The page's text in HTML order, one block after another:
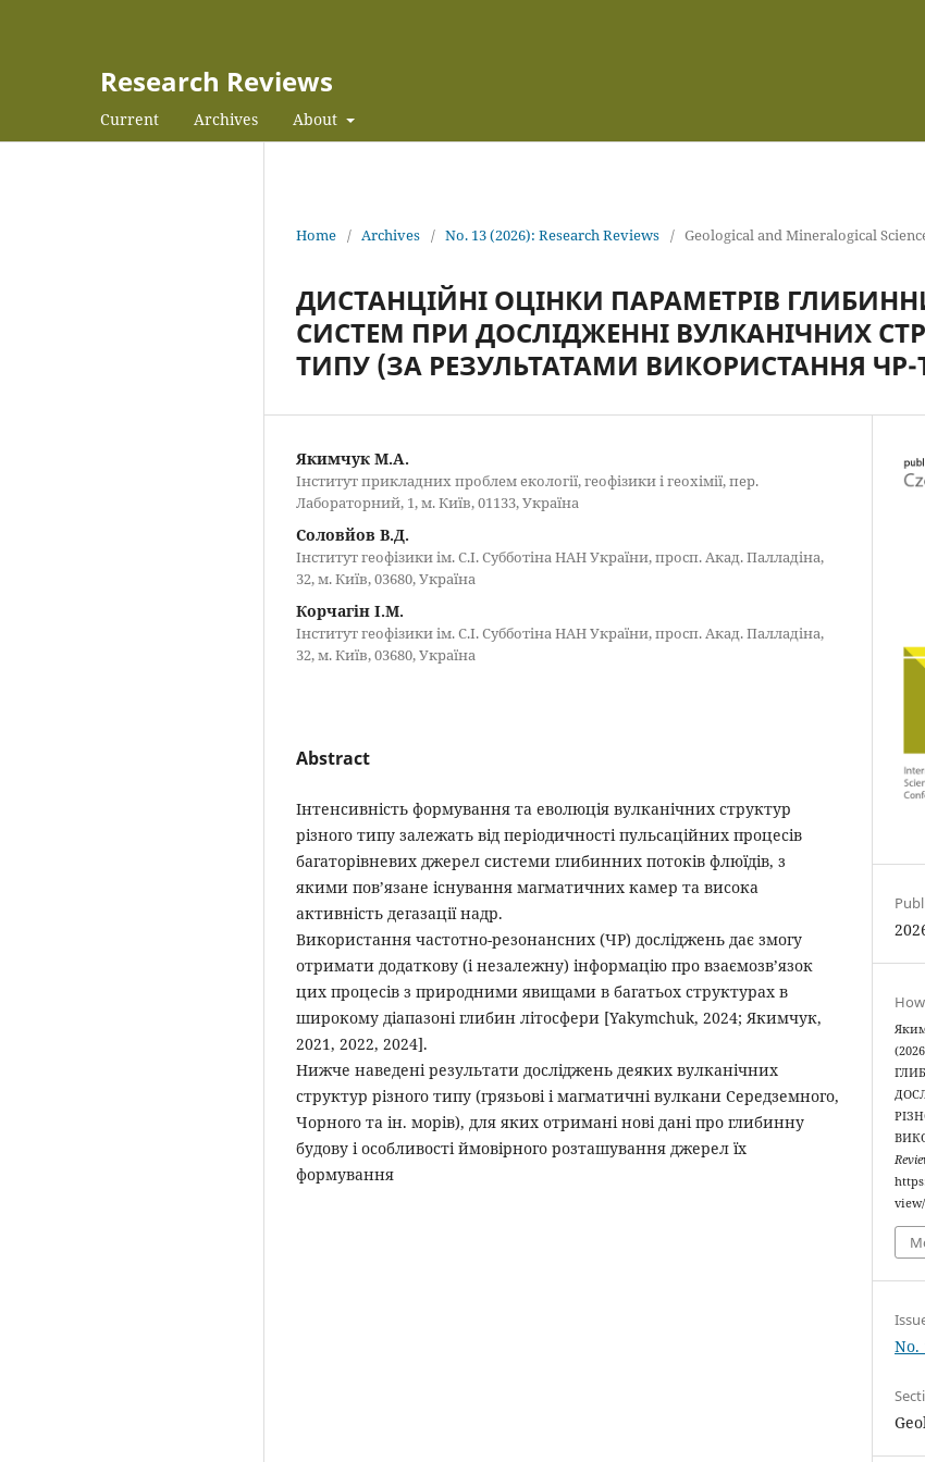
Research Reviews
Current Archives About
Home / Archives / No. 13 (2026): Research Reviews / Geological and Mineralogical
ДИСТАНЦІЙНІ ОЦІНКИ ПАРАМЕТРІВ
СИСТЕМ ПРИ ДОСЛІДЖЕННІ ВУЛКАНІЧНИХ
ТИПУ (ЗА РЕЗУЛЬТАТАМИ ВИКОРИСТАННЯ ЧР-
Якимчук М.А.
Інститут прикладних проблем екології, геофізики і геохімії, пер.
Лабораторний, 1, м. Київ, 01133, Україна
Соловйов В.Д.
Інститут геофізики ім. С.І. Субботіна НАН України, просп. Акад. Палладіна,
32, м. Київ, 03680, Україна
Корчагін І.М.
Інститут геофізики ім. С.І. Субботіна НАН України, просп. Акад. Палладіна,
32, м. Київ, 03680, Україна
Abstract
Інтенсивність формування та еволюція вулканічних структур
різного типу залежать від періодичності пульсаційних процесів
багаторівневих джерел системи глибинних потоків флюїдів, з
якими пов’язане існування магматичних камер та висока
активність дегазації надр.
Використання частотно-резонансних (ЧР) досліджень дає змогу
отримати додаткову (і незалежну) інформацію про взаємозв’язок
цих процесів з природними явищами в багатьох структурах в
широкому діапазоні глибин літосфери [Yakymchuk, 2024; Якимчук,
2021, 2022, 2024].
Нижче наведені результати досліджень деяких вулканічних
структур різного типу (грязьові і магматичні вулкани Середземного,
Чорного та ін. морів), для яких отримані нові дані про глибинну
будову і особливості ймовірного розташування джерел їх
формування
No.